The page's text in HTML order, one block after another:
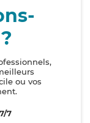
ou vos
7